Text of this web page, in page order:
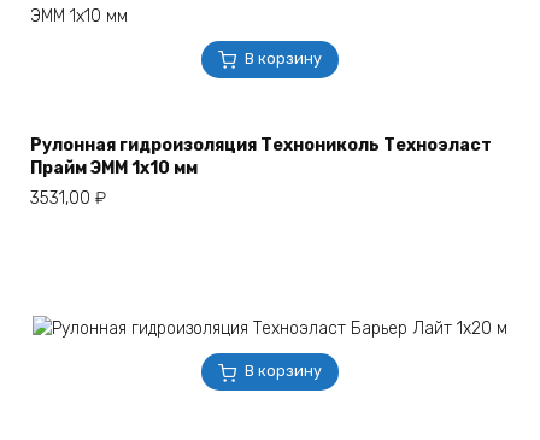
В корзину
Рулонная гидроизоляция Технониколь Техноэласт
Прайм ЭММ 1х10 мм
3531,00 ₽
В корзину